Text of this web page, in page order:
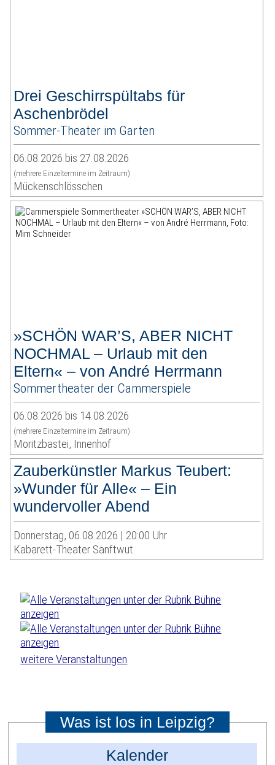
Drei Geschirrspültabs für
Aschenbrödel
Sommer-Theater im Garten
06.08.2026 bis 27.08.2026
(mehrere Einzeltermine im Zeitraum)
Mückenschlösschen
»SCHÖN WAR’S, ABER NICHT
NOCHMAL – Urlaub mit den
Eltern« – von André Herrmann
Sommertheater der Cammerspiele
06.08.2026 bis 14.08.2026
(mehrere Einzeltermine im Zeitraum)
Moritzbastei, Innenhof
Zauberkünstler Markus Teubert:
»Wunder für Alle« – Ein
wundervoller Abend
Donnerstag, 06.08.2026 | 20:00 Uhr
Kabarett-Theater Sanftwut
weitere Veranstaltungen
Was ist los in Leipzig?
Kalender